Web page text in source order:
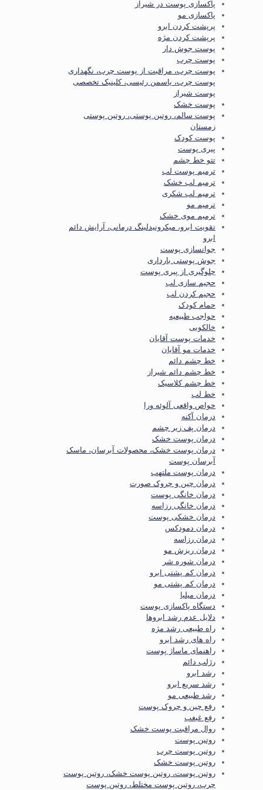
پاکسازی پوست در شیراز
پاکسازی مو
پرپشت کردن ابرو
پرپشت کردن مژه
پوست جوش دار
پوست چرب
پوست چرب، مراقبت از پوست چرب، نگهداری
پوست چرب، یاسمن رئیسی، کلینیک تخصصی
پوست شیراز
پوست خشک
پوست سالم، روتین پوستی، روتین پوستی
زمستان
پوست کودک
پیری پوست
تتو خط چشم
ترمیم پوست لب
ترمیم لب خشک
ترمیم لب شکری
ترمیم مو
ترمیم موی خشک
تقویت ابرو، میکرونیدلینگ درمانی، آرایش دائم
ابرو
جوانسازی پوست
جوش پوستی بارداری
چلوگیری از پیری پوست
حجیم سازی لب
حجیم کردن لب
حمام کودک
حواجب طبیعیه
خالکوبی
خدمات پوست آقایان
خدمات مو آقایان
خط چشم دائم
خط چشم دائم شیراز
خط چشم کلاسیک
خط لب
خواص واقعی آلوئه ورا
درمان آکنه
درمان پف زیر چشم
درمان پوست خشک
درمان پوست خشک، محصولات آبرسان، ماسک
آبرسان پوست
درمان پوست ملتهب
درمان چین و چروک صورت
درمان خانگی پوست
درمان خانگی رزاسه
درمان خشکی پوست
درمان دمودکس
درمان رزاسه
درمان ریزش مو
درمان شوره شر
درمان کم پشتی ابرو
درمان کم پشتی مو
درمان میلیا
دستگاه پاکسازی پوست
دلایل عدم رشد ابروها
راه طبیعی رشد مژه
راه های رشد ابرو
راهنمای ماساژ پوست
رژلب دائم
رشد ابرو
رشد سریع ابرو
رشد طبیعی مو
رفع چین و چروک پوست
رفع غبغب
روال مراقبت پوست خشک
روتین پوست
روتین پوست چرب
روتین پوست خشک
روتین پوست، روتین پوست خشک، روتین پوست
چرب، روتین پوست مختلط، روتین پوست